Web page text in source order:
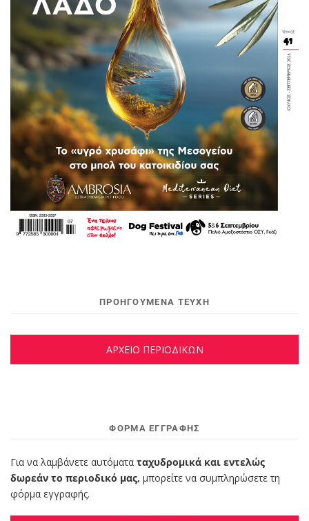
ΠΡΟΗΓΟΥΜΕΝΑ ΤΕΥΧΗ
ΑΡΧΕΙΟ ΠΕΡΙΟΔΙΚΩΝ
ΦΌΡΜΑ ΕΓΓΡΑΦΉΣ
Για να λαμβάνετε αυτόματα ταχυδρομικά και εντελώς
δωρεάν το περιοδικό μας, μπορείτε να συμπληρώσετε τη
φόρμα εγγραφής.